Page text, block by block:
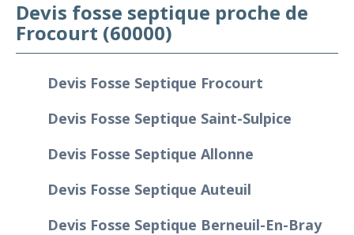
Devis fosse septique proche de
Frocourt (60000)
Devis Fosse Septique Frocourt
Devis Fosse Septique Saint-Sulpice
Devis Fosse Septique Allonne
Devis Fosse Septique Auteuil
Devis Fosse Septique Berneuil-En-Bray